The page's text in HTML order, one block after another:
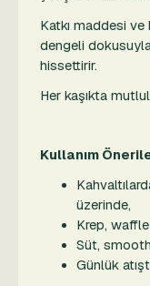
Katkı maddesi
dengeli
hissettirir.
Her kaşıkta
Kullanım
üzerinde,
Krep,
Süt,
Günlük